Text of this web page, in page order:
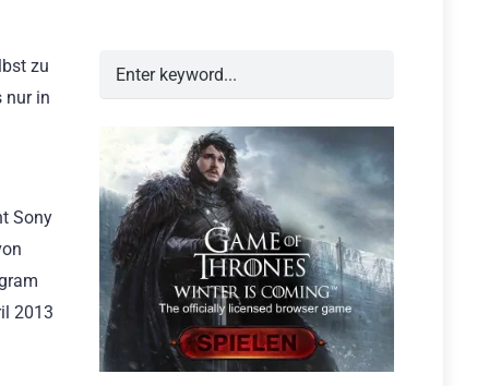
zu
nur in
Sony
2013